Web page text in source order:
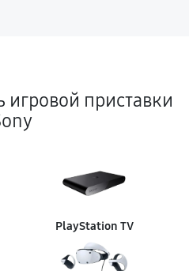
приставки
PlayStation TV